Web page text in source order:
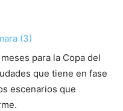
para la Copa del
que tiene en fase
escenarios que